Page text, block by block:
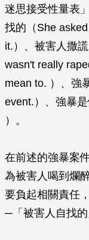
迷思接受性量表
找的（She
it.）、被害人撒
wasn't really
mean to. ）、強
event.）、強暴
）。
在前述的強暴案
為被害人喝到爛
要負起相關責任
─「被害人自找的